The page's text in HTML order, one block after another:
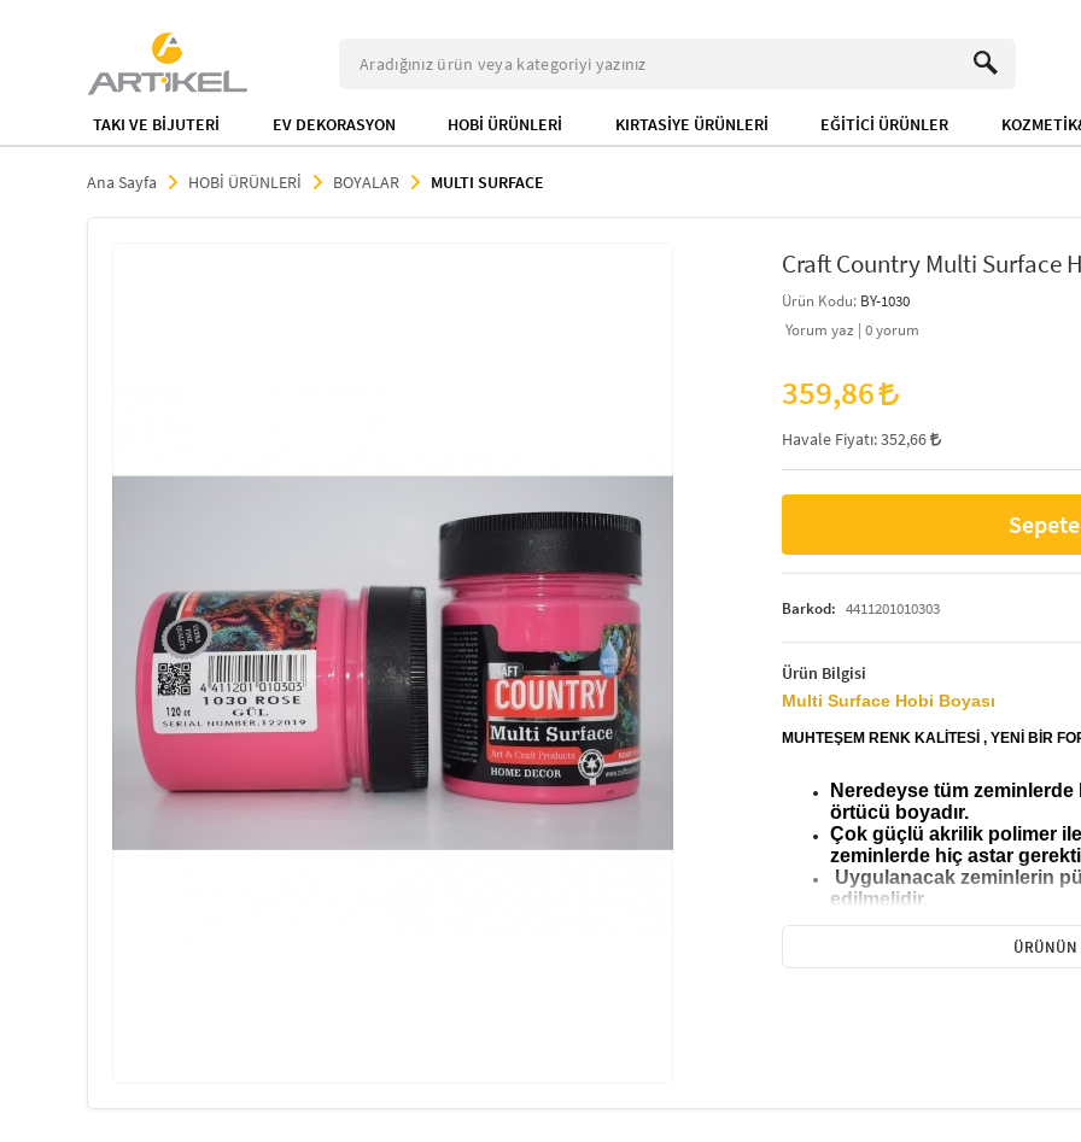
TAKI VE BİJUTERİ EV DEKORASYON HOBİ ÜRÜNLERİ KIRTASİYE ÜRÜNLERİ EĞİTİCİ ÜRÜNLER
Ana Sayfa HOBİ ÜRÜNLERİ BOYALAR MULTI SURFACE
Craft Country Multi Surface
Ürün Kodu: BY-1030
Yorum yaz | 0yorum
359,86
Havale Fiyatı:352,66
Barkod: 4411201010303
Ürün Bilgisi
Multi Surface Hobi Boyası
MUHTEŞEM RENK KALİTESİ , YENİ BİR
Neredeyse tüm
örtücü boyadır.
Çok güçlü akrilik polimer
zeminlerde hiç astar
Uygulanacak zeminlerin
edilmelidir.
Saten görünümlü çok renk
Tüm renkler örtücü hale
Ahşap, kanvas, kağıt,
Üst kuruma süresi çabuk
ÜRÜNÜN